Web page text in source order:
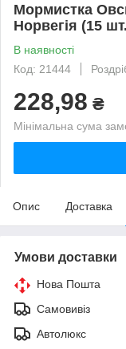
Мормистка
Норвегія (15
В наявності
Код: 21444
228,98 ₴
Мінімальна сума
Опис Доставка
Умови доставки
Нова Пошта
Самовивіз
Автолюкс